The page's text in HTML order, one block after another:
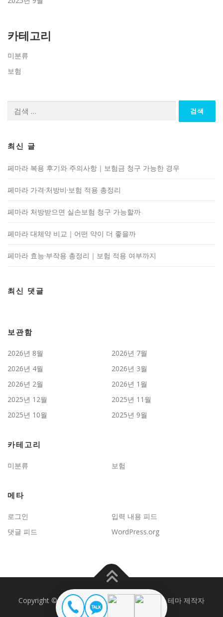
카테고리
미분류
보험
최신 글
페마라 복용 후기와 주의사항｜보험금 청구 가능한 경우
페마라 가격·처방비·보험 적용 총정리
페마라 처방받으면 실손보험 청구 가능할까
페마라 대체약 비교｜어떤 약이 더 좋을까
페마라 효능·부작용 총정리｜보험 적용 여부까지
최신 댓글
보관함
2026년 8월
2026년 7월
2026년 4월
2026년 3월
2026년 2월
2026년 1월
2025년 12월
2025년 11월
2025년 10월
2025년 9월
카테고리
미분류 보험
메타
로그인
입력 내용 피드
댓글 피드
WordPress.org
Copyright © 2026 JD보험문제연구 OnePress테마 제작자
FameThemes